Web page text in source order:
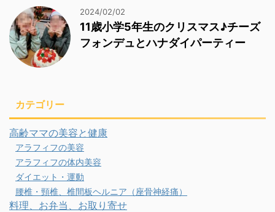
2024/02/02
11歳小学5年生のクリスマス♪チーズ
フォンデュとハナダイパーティー
カテゴリー
高齢ママの美容と健康
アラフィフの美容
アラフィフの体内美容
ダイエット・運動
腰椎・頸椎、椎間板ヘルニア（座骨神経痛）
料理、お弁当、お取り寄せ